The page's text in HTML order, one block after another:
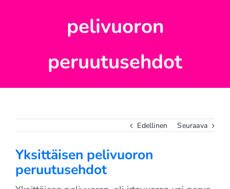
pelivuoron
peruutusehdot
Edellinen Seuraava
Yksittäisen pelivuoron
peruutusehdot